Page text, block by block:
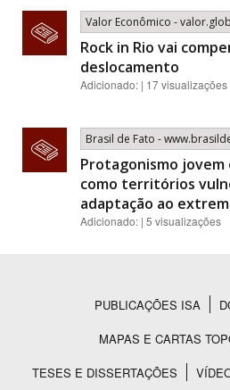
Valor Econômico -
Rock in Rio vai
deslocamento
Adicionado: | 17 visualizações
Brasil de Fato -
Protagonismo jovem
como territórios
adaptação ao
Adicionado: | 5 visualizações
Rodapé
PUBLICAÇÕES ISA
MAPAS E CARTAS
TESES E DISSERTAÇÕES